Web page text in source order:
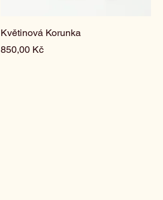
Květinová Korunka
Cena
850,00 Kč